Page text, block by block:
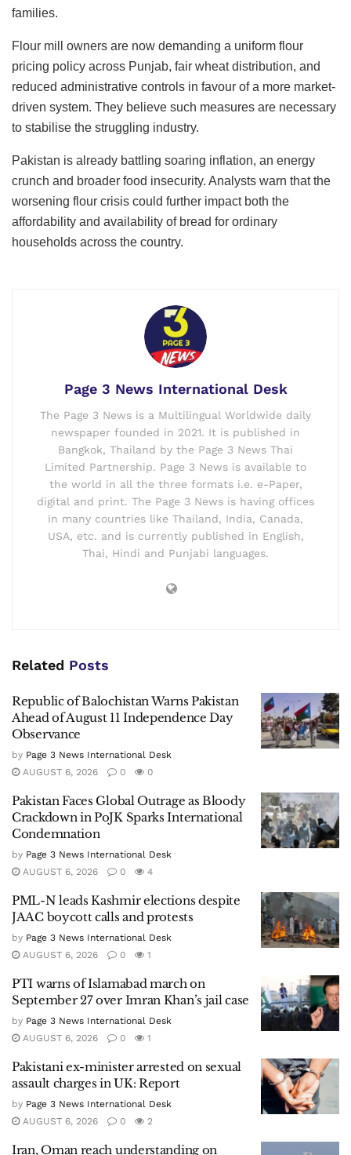
families.
Flour mill owners are now demanding a uniform flour
pricing policy across Punjab, fair wheat distribution, and
reduced administrative controls in favour of a more market-
driven system. They believe such measures are necessary
to stabilise the struggling industry.
Pakistan is already battling soaring inflation, an energy
crunch and broader food insecurity. Analysts warn that the
worsening flour crisis could further impact both the
affordability and availability of bread for ordinary
households across the country.
Page 3 News International Desk
The Page 3 News is a Multilingual Worldwide daily
newspaper founded in 2021. It is published in
Bangkok, Thailand by the Page 3 News Thai
Limited Partnership. Page 3 News is available to
the world in all the three formats i.e. e-Paper,
digital and print. The Page 3 News is having offices
in many countries like Thailand, India, Canada,
USA, etc. and is currently published in English,
Thai, Hindi and Punjabi languages.
Related Posts
Republic of Balochistan Warns Pakistan
Ahead of August 11 Independence Day
Observance
by Page 3 News International Desk
AUGUST 6, 2026
0 0
Pakistan Faces Global Outrage as Bloody
Crackdown in PoJK Sparks International
Condemnation
by Page 3 News International Desk
AUGUST 6, 2026
0 4
PML-N leads Kashmir elections despite
JAAC boycott calls and protests
by Page 3 News International Desk
AUGUST 6, 2026
0 1
PTI warns of Islamabad march on
September 27 over Imran Khan’s jail case
by Page 3 News International Desk
AUGUST 6, 2026
0 1
Pakistani ex-minister arrested on sexual
assault charges in UK: Report
by Page 3 News International Desk
AUGUST 6, 2026
0 2
Iran, Oman reach understanding on